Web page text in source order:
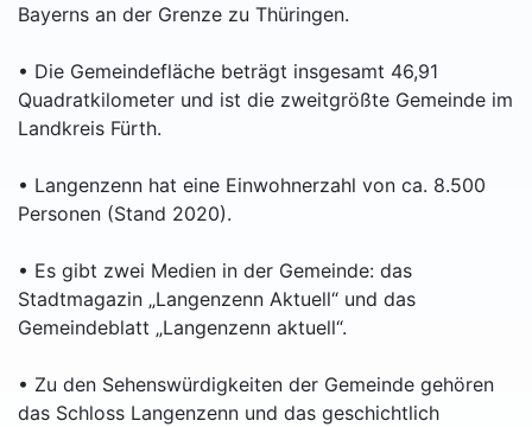
Bayerns an der Grenze zu Thüringen.
• Die Gemeindefläche beträgt insgesamt 46,91
Quadratkilometer und ist die zweitgrößte Gemeinde im
Landkreis Fürth.
• Langenzenn hat eine Einwohnerzahl von ca. 8.500
Personen (Stand 2020).
• Es gibt zwei Medien in der Gemeinde: das
Stadtmagazin „Langenzenn Aktuell“ und das
Gemeindeblatt „Langenzenn aktuell“.
• Zu den Sehenswürdigkeiten der Gemeinde gehören
das Schloss Langenzenn und das geschichtlich